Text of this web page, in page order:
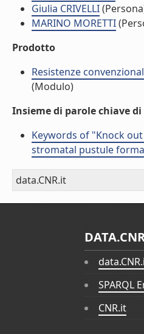
Giulia CRIVELLI
MARINO MORETTI
Prodotto
Resistenze
(Modulo)
Insieme di parole chiave di
Keywords of "Knock
stromatal pustule
data.CNR.it
SPARQL
CNR.it